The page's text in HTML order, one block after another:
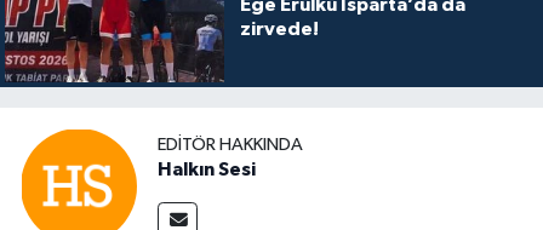
Ege Erülkü Isparta’da da
zirvede!
EDITÖR HAKKINDA
Halkın Sesi